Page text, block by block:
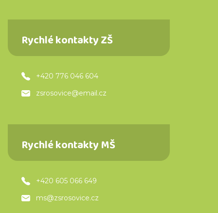
Rychlé kontakty ZŠ
+420 776 046 604
zsrosovice@email.cz
Rychlé kontakty MŠ
+420 605 066 649
ms@zsrosovice.cz